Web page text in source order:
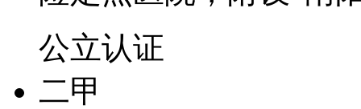
公立认证
二甲